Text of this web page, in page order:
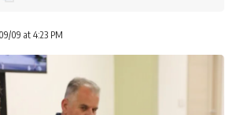
09 at 4:23 PM